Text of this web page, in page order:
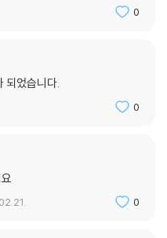
』에서 “정의는 포괄적이고 막연
, 사람들은 결과에 이르는 과정이
의는 실현해야 할 뿐 아니라, 그
많은 사람은 공정한 절차를 보
절차의 실패에서 오는 것은 아니
된다는 것이다. 이들은 사법체계
, 남들을 짓누르고 뭔가를 회피하
0
되었습니다.
0
0